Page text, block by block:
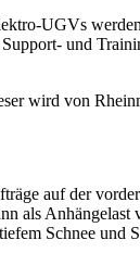
UGVs
und
wird von
auf der
als Anhängelast
Schnee und